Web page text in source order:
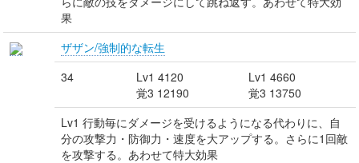
果
ザザン/強制的な転生
34
Lv1 4120
覚3 12190
Lv1 4660
覚3 13750
Lv1 行動毎にダメージを受けるようになる代わりに、自
分の攻撃力・防御力・速度を大アップする。さらに1回敵
を攻撃する。あわせて特大効果